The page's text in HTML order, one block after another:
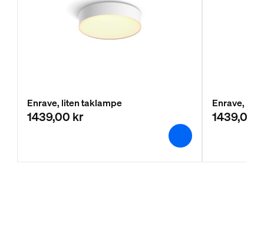
Enrave, liten taklampe
1439,00 kr
Enrave,
1439,00